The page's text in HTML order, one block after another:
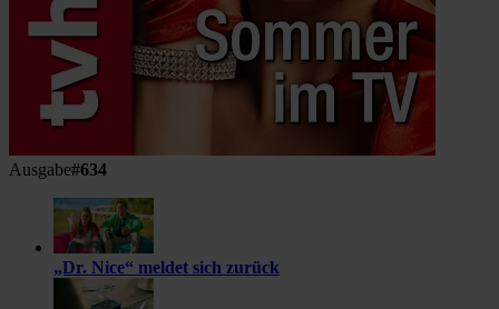
Ausgabe#634
„Dr. Nice“ meldet sich zurück